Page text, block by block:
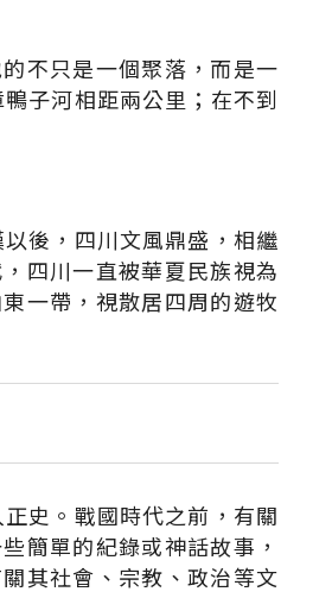
不只是一個聚落，而是一
子河相距兩公里；在不到
後，四川文風鼎盛，相繼
四川一直被華夏民族視為
一帶，視散居四周的遊牧
史。戰國時代之前，有關
簡單的紀錄或神話故事，
其社會、宗教、政治等文